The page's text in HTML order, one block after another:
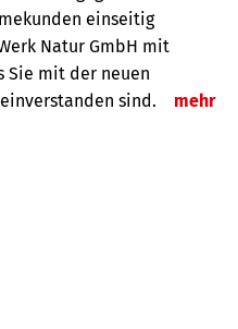
einseitig
Natur GmbH mit
Sie mit der neuen
sind.
mehr